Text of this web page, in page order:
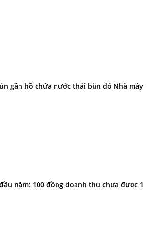
gần hồ chứa nước thải bùn đỏ Nhà máy
năm: 100 đồng doanh thu chưa được 1